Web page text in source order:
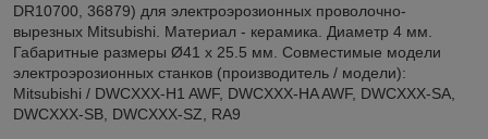
DR10700, 36879) для электроэрозионных проволочно-
вырезных Mitsubishi. Материал - керамика. Диаметр 4 мм.
Габаритные размеры Ø41 x 25.5 мм. Совместимые модели
электроэрозионных станков (производитель / модели):
Mitsubishi / DWCXXX-H1 AWF, DWCXXX-HA AWF, DWCXXX-SA,
DWCXXX-SB, DWCXXX-SZ, RA9